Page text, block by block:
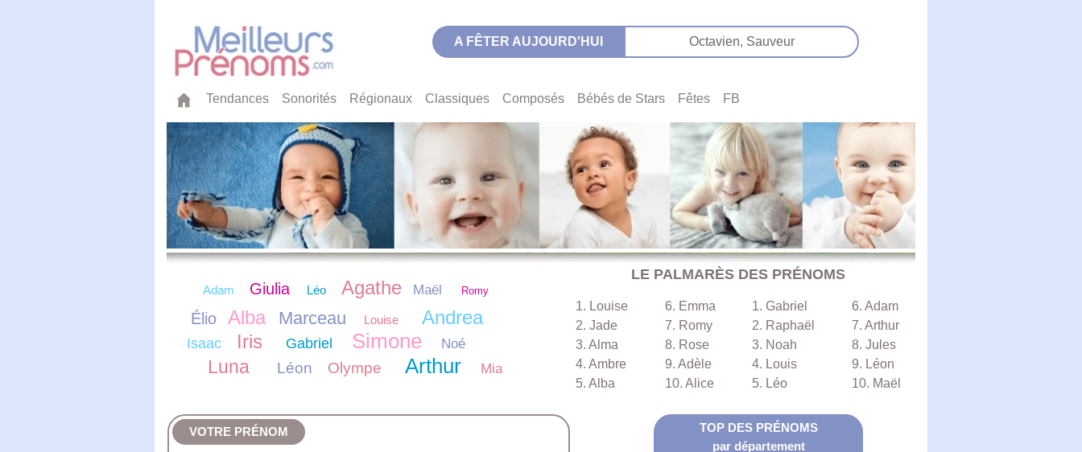
A FÊTER AUJOURD'HUI Octavien, Sauveur
Tendances Sonorités Régionaux Classiques Composés Bébés de Stars Fêtes FB
Adam Giulia Léo Agathe Maël Romy
Élio Alba Marceau Louise Andrea
Isaac Iris Gabriel Simone Noé
Luna Léon Olympe Arthur Mia
LE PALMARÈS DES PRÉNOMS
1. Louise
2. Jade
3. Alma
4. Ambre
5. Alba
6. Emma
7. Romy
8. Rose
9. Adèle
10. Alice
1. Gabriel
2. Raphaël
3. Noah
4. Louis
5. Léo
6. Adam
7. Arthur
8. Jules
9. Léon
10. Maël
VOTRE PRÉNOM
TOP DES PRÉNOMS
par département